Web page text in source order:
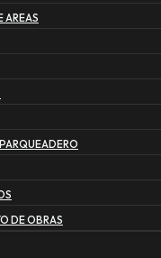
AREAS
DE OBRAS